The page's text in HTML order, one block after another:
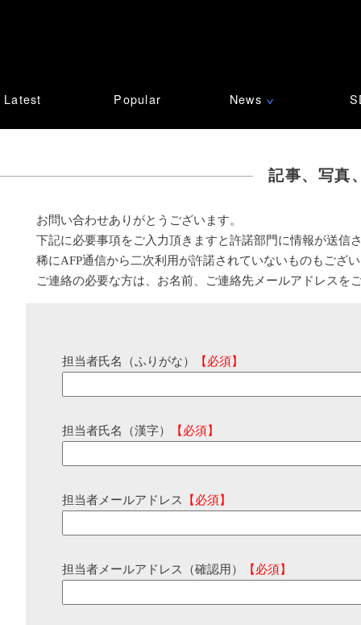
Latest Popular News ∨
記事、写真
お問い合わせありがとうございます。
下記に必要事項をご入力頂きますと許諾部門に情報が送信
稀にAFP通信から二次利用が許諾されていないものもござ
ご連絡の必要な方は、お名前、ご連絡先メールアドレスを
担当者氏名（ふりがな） 【必須】
担当者氏名（漢字） 【必須】
担当者メールアドレス 【必須】
担当者メールアドレス（確認用） 【必須】